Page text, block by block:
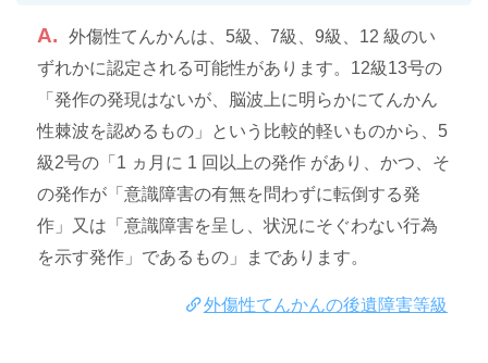
外傷性てんかんは、5級、7級、9級、12 級のい
ずれかに認定される可能性があります。12級13号の
「発作の発現はないが、脳波上に明らかにてんかん
性棘波を認めるもの」という比較的軽いものから、5
級2号の「1 ヵ月に 1 回以上の発作 があり、かつ、そ
の発作が「意識障害の有無を問わずに転倒する発
作」又は「意識障害を呈し、状況にそぐわない行為
を示す発作」であるもの」まであります。
外傷性てんかんの後遺障害等級